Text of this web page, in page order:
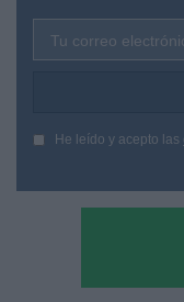
Tu correo
He leído y acepto las